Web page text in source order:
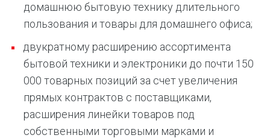
домашнюю бытовую технику длительного
пользования и товары для домашнего офиса;
двукратному расширению ассортимента
бытовой техники и электроники до почти 150
000 товарных позиций за счет увеличения
прямых контрактов с поставщиками,
расширения линейки товаров под
собственными торговыми марками и